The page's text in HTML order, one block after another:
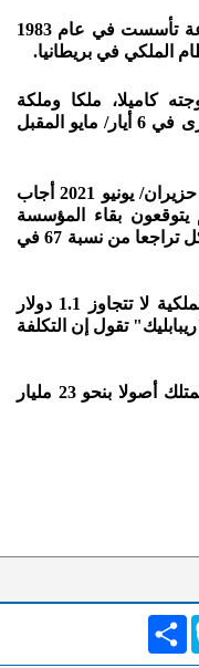
و"ريبابليك" أو "الجمهورية" هي مجموعة تأسست في عام 1983
الملكي في بريطانيا.
كاميلا، ملكا وملكة
للمملكة المتحدة ودول الكومنولث الأخرى في 6 أيار/ مايو المقبل
وفي استطلاع للرأي أجرته يوغوف في حزيران/ يونيو 2021 أجاب
يتوقعون بقاء المؤسسة
الملكية خلال القرن المقبل، وهو ما يشكل تراجعا من نسبة 67 في
ويؤكد مسؤولون أن تكلفة المؤسسة الملكية لا تتجاوز 1.1 دولار
تقول إن التكلفة
وتقدر وكالة رويترز أن العائلة المالكة تمتلك أصولا بنحو 23 مليار
انشر